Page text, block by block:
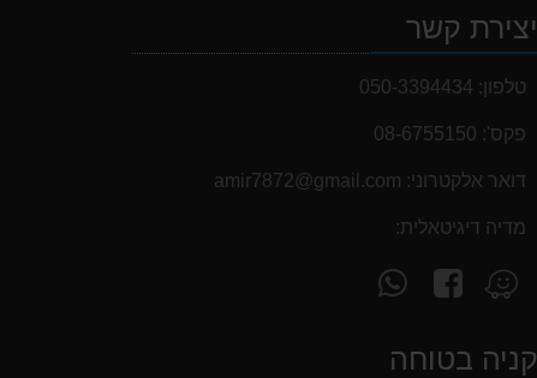
יצירת קשר
טלפון: 050-3394434
פקס': 08-6755150
דואר אלקטרוני: ‫amir7872@gmail.com‬
מדיה דיגיטאלית:
מצא
אותנו
Waze
עקוב
אחרינו
facebookקניה בטוחה